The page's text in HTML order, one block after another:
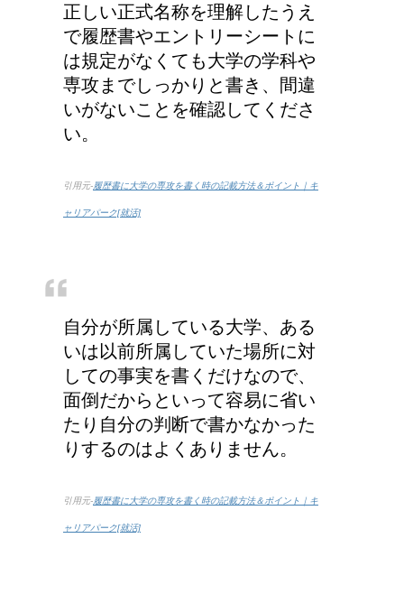
正しい正式名称を理解したうえ
で履歴書やエントリーシートに
は規定がなくても大学の学科や
専攻までしっかりと書き、間違
いがないことを確認してくださ
い。
引用元-履歴書に大学の専攻を書く時の記載方法＆ポイント｜キ
ャリアパーク[就活]
自分が所属している大学、ある
いは以前所属していた場所に対
しての事実を書くだけなので、
面倒だからといって容易に省い
たり自分の判断で書かなかった
りするのはよくありません。
引用元-履歴書に大学の専攻を書く時の記載方法＆ポイント｜キ
ャリアパーク[就活]